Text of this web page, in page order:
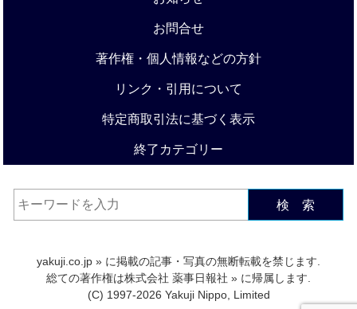
お問合せ
著作権・個人情報などの方針
リンク・引用について
特定商取引法に基づく表示
終了カテゴリー
検 索
yakuji.co.jp » に掲載の記事・写真の無断転載を禁じます.
総ての著作権は株式会社 薬事日報社 » に帰属します.
(C) 1997-2026 Yakuji Nippo, Limited